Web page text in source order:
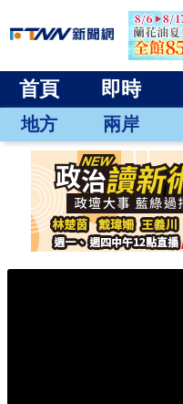
首頁 即時
地方 兩岸